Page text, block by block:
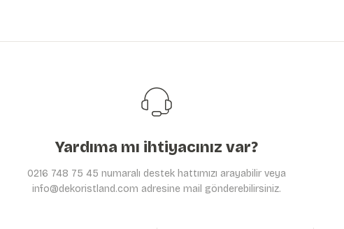
Bu ürüne benzer farklı alternatifler olmalı.
Yardıma mı ihtiyacınız var?
0216 748 75 45 numaralı destek hattımızı arayabilir veya
info@dekoristland.com adresine mail gönderebilirsiniz.